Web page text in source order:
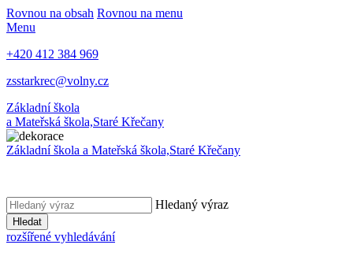
Rovnou na obsah Rovnou na menu
Menu
+420 412 384 969
zsstarkrec@volny.cz
Základní škola
a Mateřská škola,Staré Křečany
Základní škola a Mateřská škola,Staré Křečany
Hledaný výraz
Hledat
rozšířené vyhledávání